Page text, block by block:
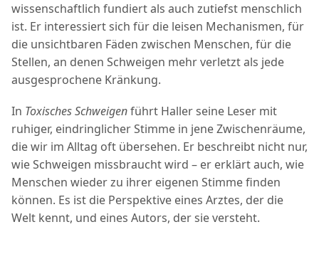
wissenschaftlich fundiert als auch zutiefst menschlich
ist. Er interessiert sich für die leisen Mechanismen, für
die unsichtbaren Fäden zwischen Menschen, für die
Stellen, an denen Schweigen mehr verletzt als jede
ausgesprochene Kränkung.
In Toxisches Schweigenführt Haller seine Leser mit
ruhiger, eindringlicher Stimme in jene Zwischenräume,
die wir im Alltag oft übersehen. Er beschreibt nicht nur,
wie Schweigen missbraucht wird – er erklärt auch, wie
Menschen wieder zu ihrer eigenen Stimme finden
können. Es ist die Perspektive eines Arztes, der die
Welt kennt, und eines Autors, der sie versteht.